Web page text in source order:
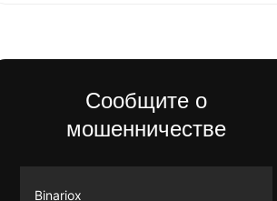
Сообщите о
мошенничестве